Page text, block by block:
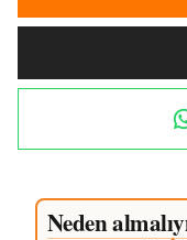
Neden